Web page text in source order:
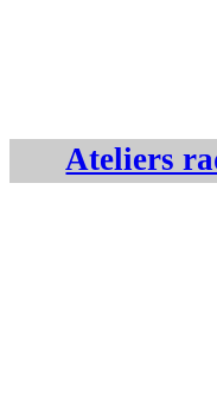
Ateliers